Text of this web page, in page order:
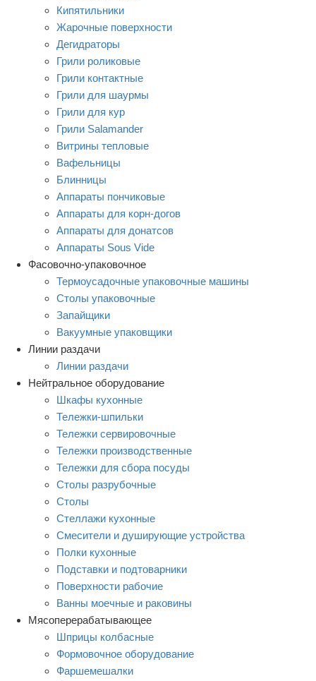
Кипятильники
Жарочные поверхности
Дегидраторы
Грили роликовые
Грили контактные
Грили для шаурмы
Грили для кур
Грили Salamander
Витрины тепловые
Вафельницы
Блинницы
Аппараты пончиковые
Аппараты для корн-догов
Аппараты для донатсов
Аппараты Sous Vide
Фасовочно-упаковочное
Термоусадочные упаковочные машины
Столы упаковочные
Запайщики
Вакуумные упаковщики
Линии раздачи
Линии раздачи
Нейтральное оборудование
Шкафы кухонные
Тележки-шпильки
Тележки сервировочные
Тележки производственные
Тележки для сбора посуды
Столы разрубочные
Столы
Стеллажи кухонные
Смесители и душирующие устройства
Полки кухонные
Подставки и подтоварники
Поверхности рабочие
Ванны моечные и раковины
Мясоперерабатывающее
Шприцы колбасные
Формовочное оборудование
Фаршемешалки